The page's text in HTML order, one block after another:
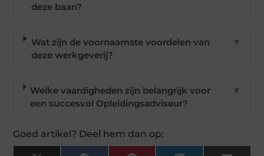
deze baan?
Wat zijn de voornaamste voordelen van
deze werkgeverij?
▼
Welke vaardigheden zijn belangrijk voor
een succesvol Opleidingsadviseur?
▼
Goed artikel? Deel hem dan op: